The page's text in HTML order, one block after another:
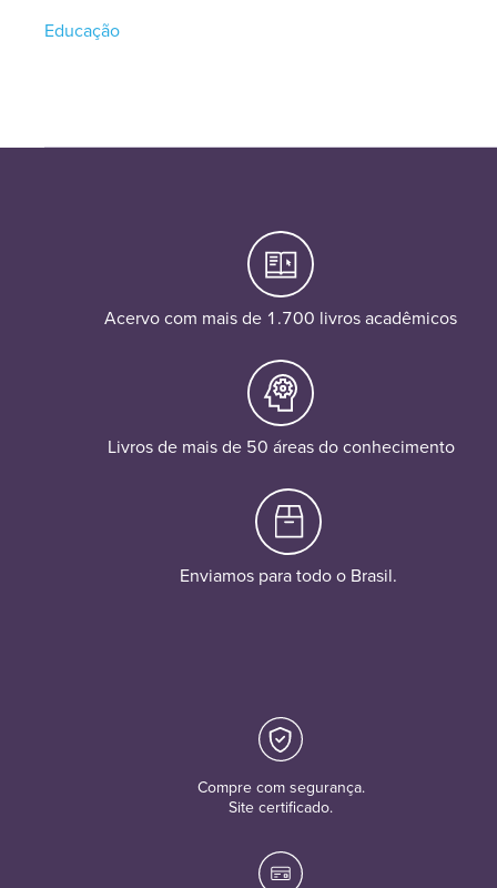
Educação
Acervo com mais de 1.700 livros acadêmicos
Livros de mais de 50 áreas do conhecimento
Enviamos para todo o Brasil.
Compre com segurança.
Site certificado.